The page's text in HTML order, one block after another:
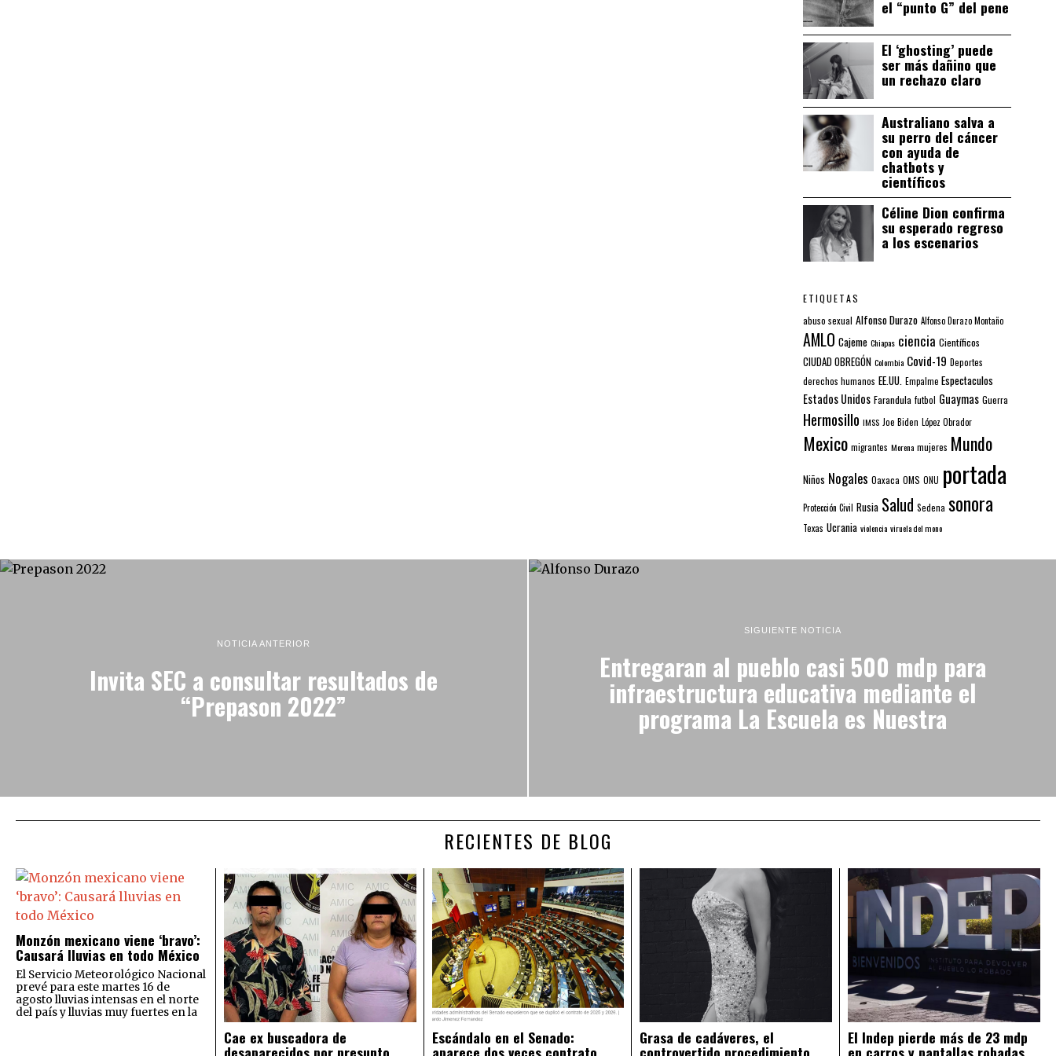
el “punto G” del pene
El ‘ghosting’ puede
ser más dañino que
un rechazo claro
Australiano salva a
su perro del cáncer
con ayuda de
chatbots y
científicos
Céline Dion confirma
su esperado regreso
a los escenarios
ETIQUETAS
abuso sexual Alfonso Durazo Alfonso Durazo Montaño
AMLO Cajeme Chiapas ciencia Científicos
CIUDAD OBREGÓN Colombia Covid-19 Deportes
derechos humanos EE.UU. Empalme Espectaculos
Estados Unidos Farandula futbol Guaymas Guerra
Hermosillo IMSS Joe Biden López Obrador
Mexico migrantes Morena mujeres Mundo
Niños Nogales Oaxaca OMS ONU portada
Protección Civil Rusia Salud Sedena sonora
Texas Ucrania violencia viruela del mono
NOTICIA ANTERIOR
Invita SEC a consultar resultados de
“Prepason 2022”
SIGUIENTE NOTICIA
Entregaran al pueblo casi 500 mdp para
infraestructura educativa mediante el
programa La Escuela es Nuestra
RECIENTES DE BLOG
Monzón mexicano viene ‘bravo’:
Causará lluvias en todo México
El Servicio Meteorológico Nacional
prevé para este martes 16 de
agosto lluvias intensas en el norte
del país y lluvias muy fuertes en la
Cae ex buscadora de
desaparecidos por presunto
Escándalo en el Senado:
aparece dos veces contrato
Grasa de cadáveres, el
controvertido procedimiento
El Indep pierde más de 23 mdp
en carros y pantallas robadas